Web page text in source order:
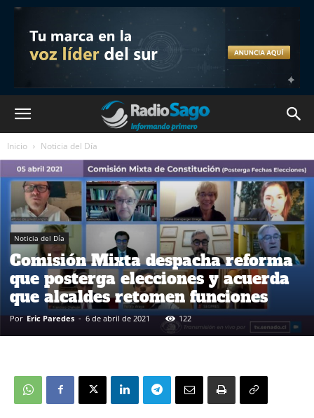
Inicio Noticia del Día
Noticia del Día
Comisión Mixta despacha reforma
que posterga elecciones y acuerda
que alcaldes retomen funciones
Por Eric Paredes - 6 de abril de 2021 122